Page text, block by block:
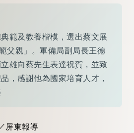
範及教養楷模，選出蔡文展
父親」。軍備局副局長王德
雄向蔡先生表達祝賀，並致
，感謝他為國家培育人才，
屏東報導